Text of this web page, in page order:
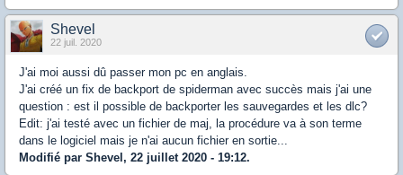
Shevel
22 juil. 2020
J'ai moi aussi dû passer mon pc en anglais.
J'ai créé un fix de backport de spiderman avec succès mais j'ai une
question : est il possible de backporter les sauvegardes et les dlc?
Edit: j'ai testé avec un fichier de maj, la procédure va à son terme
dans le logiciel mais je n'ai aucun fichier en sortie...
Modifié par Shevel, 22 juillet 2020 - 19:12.